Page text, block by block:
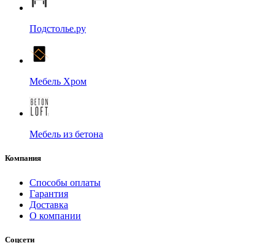
Подстолье.ру
Мебель Хром
Мебель из бетона
Компания
Способы оплаты
Гарантия
Доставка
О компании
Соцсети